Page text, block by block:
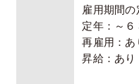
雇用期間の
定年：～６
再雇用：あ
昇給：あり